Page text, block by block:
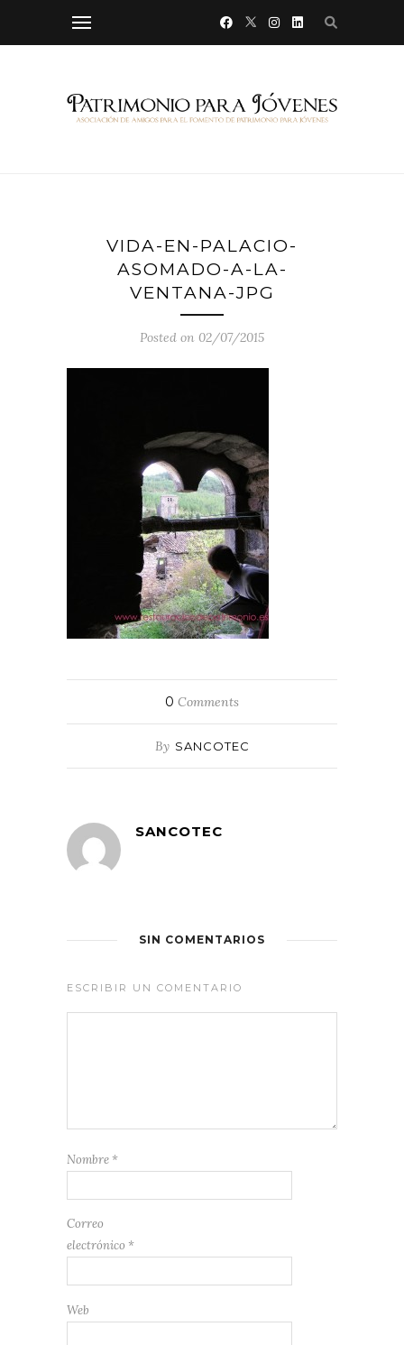
VIDA-EN-PALACIO-
ASOMADO-A-LA-
VENTANA-JPG
Posted on 02/07/2015
0 Comments
By SANCOTEC
SANCOTEC
SIN COMENTARIOS
ESCRIBIR UN COMENTARIO
Nombre *
Correo
electrónico *
Web